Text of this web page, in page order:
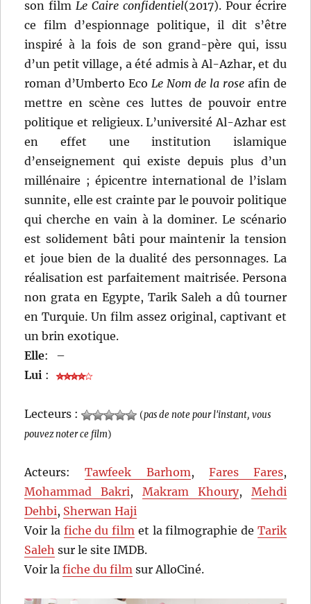
son filmLe Caire confidentiel(2017). Pour écrire
ce film d’espionnage politique, il dit s’être
inspiré à la fois de son grand-père qui, issu
d’un petit village, a été admis à Al-Azhar, et du
roman d’Umberto Eco Le Nom de la rose afin de
mettre en scène ces luttes de pouvoir entre
politique et religieux. L’université Al-Azhar est
en effet une institution islamique
d’enseignement qui existe depuis plus d’un
millénaire ; épicentre international de l’islam
sunnite, elle est crainte par le pouvoir politique
qui cherche en vain à la dominer. Le scénario
est solidement bâti pour maintenir la tension
et joue bien de la dualité des personnages. La
réalisation est parfaitement maitrisée. Persona
non grata en Egypte, Tarik Saleh a dû tourner
en Turquie. Un film assez original, captivant et
un brin exotique.
Elle:
–
Lui :
Lecteurs : (pas de note pour l'instant, vous
pouvez noter ce film)
Acteurs:Tawfeek Barhom, Fares Fares,
Mohammad Bakri,Makram Khoury, Mehdi
Dehbi, Sherwan Haji
Voir la fiche du film et la filmographie de Tarik
Saleh sur le site IMDB.
Voir lafiche du film sur AlloCiné.